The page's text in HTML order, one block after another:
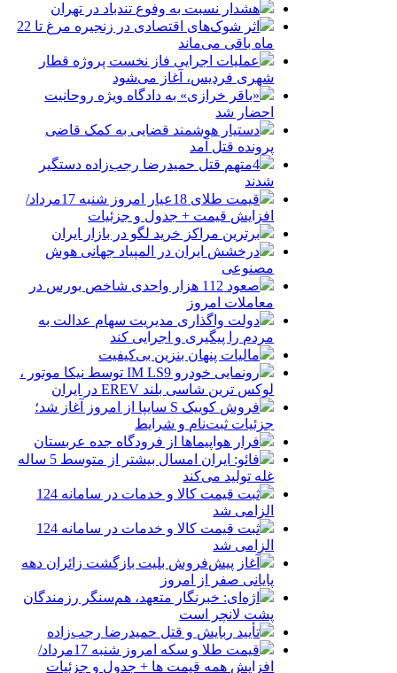
هشدار نسبت به وفوع تندباد در تهران
اثر شوک‌های اقتصادی در زنجیره مرغ تا 22
ماه باقی می‌ماند
عملیات اجرایی فاز نخست پروژه قطار
شهری فردیس، آغاز می‌شود
«باقر خرازی» به دادگاه ویژه روحانیت
احضار شد
دستیار هوشمند قضایی به کمک قاضی
پرونده قتل آمد
4متهم قتل حمیدرضا رجب‌زاده دستگیر
شدند
قیمت طلای 18عیار امروز شنبه 17مرداد/
افزایش قیمت + جدول و جزئیات
برترین مراکز خرید لگو در بازار ایران
درخشش ایران در المپیاد جهانی هوش
مصنوعی
صعود 112 هزار واحدی شاخص بورس در
معاملات امروز
دولت واگذاری مدیریت سهام عدالت به
مردم را پیگیری و اجرایی کند
مالیات پنهان بنزین بی‌کیفیت
رونمایی خودرو IM LS9 توسط نیکا موتور ،
لوکس ترین شاسی بلند EREV در ایران
فروش کوییک S سایپا از امروز آغاز شد؛
جزئیات ثبت‌نام و شرایط
فرار هواپیماها از فرودگاه جده عربستان
فائو: ایران امسال بیشتر از متوسط 5 ساله
غله تولید می‌کند
ثبت قیمت کالا و خدمات در سامانه 124
الزامی شد
ثبت قیمت کالا و خدمات در سامانه 124
الزامی شد
آغاز پیش‌فروش بلیت بازگشت زائران دهه
پایانی صفر از امروز
اژه‌ای: خبرنگار متعهد، هم‌سنگر رزمندگان
پشت لانچر است
تأیید ربایش و قتل حمیدرضا رجب‌زاده
قیمت طلا و سکه امروز شنبه 17مرداد/
افزایش همه قیمت ها + جدول و جزئیات